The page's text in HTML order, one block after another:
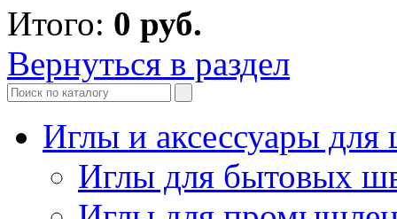
Итого: 0 руб.
Вернуться в раздел
Иглы и аксессуары
Иглы для бытовых